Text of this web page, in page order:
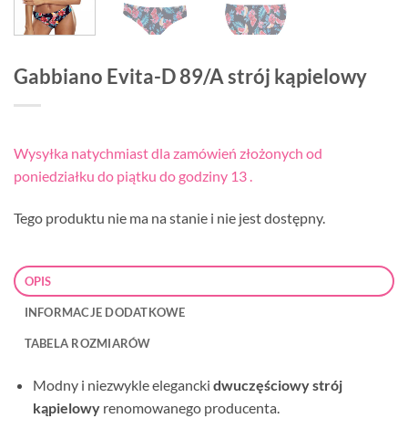
Gabbiano Evita-D 89/A strój kąpielowy
Wysyłka natychmiast dla zamówień złożonych od
poniedziałku do piątku do godziny 13 .
Tego produktu nie ma na stanie i nie jest dostępny.
OPIS
INFORMACJE DODATKOWE
TABELA ROZMIARÓW
Modny i niezwykle elegancki dwuczęściowy strój
kąpielowyrenomowanego producenta.